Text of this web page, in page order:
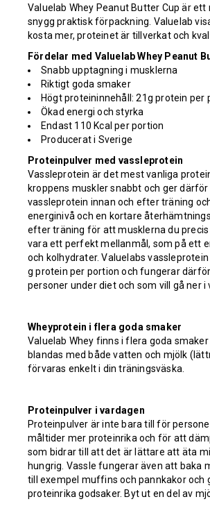
Valuelab Whey Peanut Butter Cup är
snygg praktisk förpackning. Valuelab
kosta mer, proteinet är tillverkat och
Fördelar med Valuelab Whey Peanut
Snabb upptagning i musklerna
Riktigt goda smaker
Högt proteininnehåll: 21g protein per
Ökad energi och styrka
Endast 110 Kcal per portion
Producerat i Sverige
Proteinpulver med vassleprotein
Vassleprotein är det mest vanliga
kroppens muskler snabbt och ger
vassleprotein innan och efter träning
energinivå och en kortare
efter träning för att musklerna du
vara ett perfekt mellanmål, som på ett
och kolhydrater. Valuelabs
g protein per portion och fungerar
personer under diet och som vill gå ner i
Wheyprotein i flera goda smaker
Valuelab Whey finns i flera goda
blandas med både vatten och mjölk
förvaras enkelt i din träningsväska.
Proteinpulver i vardagen
Proteinpulver är inte bara till för
måltider mer proteinrika och för att
som bidrar till att det är lättare att äta
hungrig. Vassle fungerar även att
till exempel muffins och pannkakor och
proteinrika godsaker. Byt ut en del av